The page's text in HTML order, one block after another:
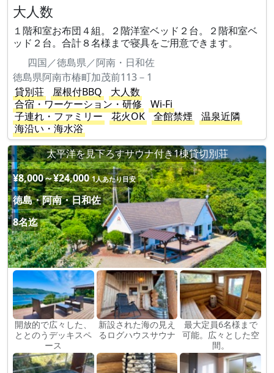
大人数
１階和室お布団４組。２階洋室ベッド２台。２階和室ベ
ッド２台。合計８名様まで寝具をご用意できます。
四国／徳島県／阿南・日和佐
徳島県阿南市椿町加茂前113－1
貸別荘
屋根付BBQ
大人数
合宿・ワーケーション・研修
Wi-Fi
子連れ・ファミリー
花火OK 全館禁煙
温泉近隣
海沿い・海水浴
太平洋を見下ろすサウナ付き1棟貸切別荘
¥8,000～¥24,000 1人あたり目安
徳島・阿南・日和佐
8名迄
開放的で広々した、
ととのうデッキスペ
ース
新設された海の見え
るログハウスサウナ
最大定員6名様まで
可能。広々とした空
間。